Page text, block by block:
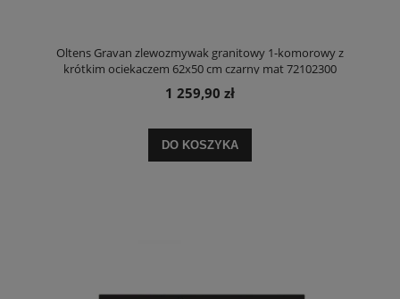
Oltens Gravan zlewozmywak granitowy 1-komorowy z
krótkim ociekaczem 62x50 cm czarny mat 72102300
1 259,90 zł
DO KOSZYKA